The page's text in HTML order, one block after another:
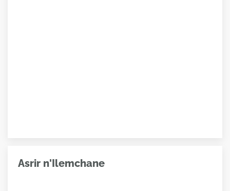
Asrir n'Ilemchane